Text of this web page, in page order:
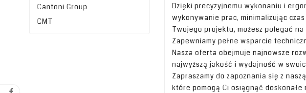
Cantoni Group
CMT
Dzięki precyzyjnemu wykonaniu i
wykonywanie prac, minimalizując
Twojego projektu, możesz polegać
Zapewniamy pełne wsparcie
Nasza oferta obejmuje najnowsze
najwyższą jakość i wydajność w
Zapraszamy do zapoznania się z
które pomogą Ci osiągnąć